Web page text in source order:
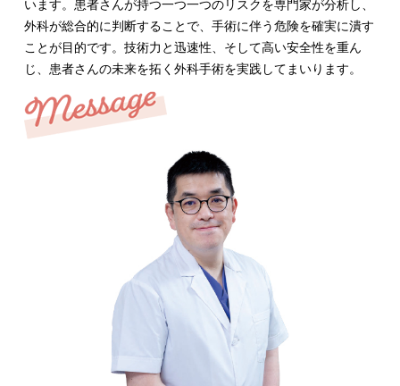
います。患者さんが持つ一つ一つのリスクを専門家が分析し、
外科が総合的に判断することで、手術に伴う危険を確実に潰す
ことが目的です。技術力と迅速性、そして高い安全性を重ん
じ、患者さんの未来を拓く外科手術を実践してまいります。